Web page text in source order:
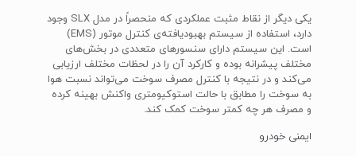
یکی دیگر از نقاط مثبت عملکردی که منحصراً در مدل SLX وجود
دارد، استفاده از سیستم بهبودیافته‌ی کنترل موتور (EMS)
است. این سیستم دارای سنسورهای متعددی در بخش‌های
مختلف پیشرانه بوده و کارکرد آن را در لحظات مختلف ارزیابی
می‌کند و در نتیجه با کنترل مصرف سوخت می‌تواند نسبت هوا
به سوخت را مطابق با حالت استوکیومتری واکنش بهینه کرده
و مصرف هر چه کمتر سوخت کمک کند.
ایمنی خودرو